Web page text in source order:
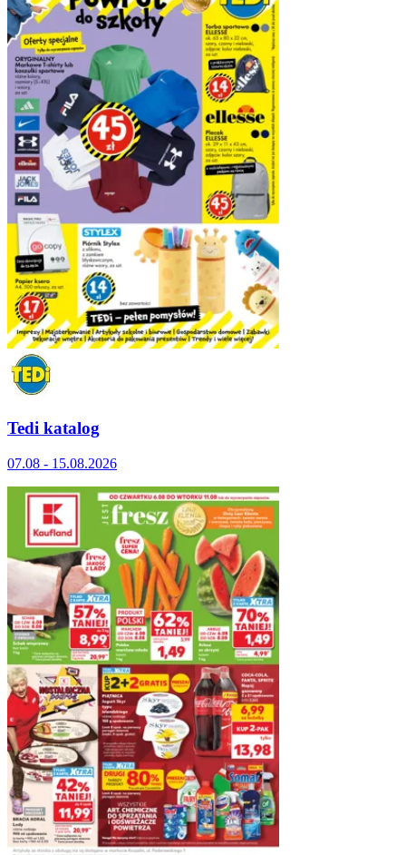
Tedi katalog
07.08 - 15.08.2026